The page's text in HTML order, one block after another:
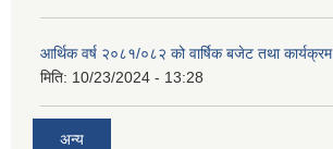
आर्थिक वर्ष २०८१/०८२ को वार्षिक बजेट तथा कार्यक्रम
मिति: 10/23/2024 - 13:28
अन्य